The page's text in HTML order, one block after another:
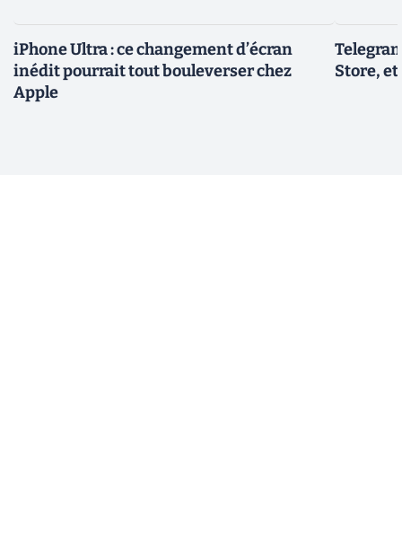
iPhone Ultra : ce changement d’écran
inédit pourrait tout bouleverser chez
Apple
Store,